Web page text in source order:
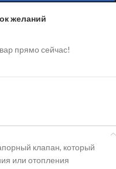
желаний
прямо сейчас!
клапан, который
или отопления